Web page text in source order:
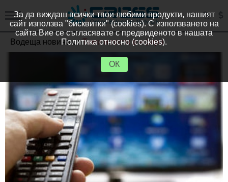
Водещa новинa отТеми и гости в ефира
За да виждаш всички твои любими продукти, нашият
сайт използва "бисквитки" (cookies). С използването на
сайта Вие се съгласявате с предвиденото в нашата
Политика относно (cookies).
ОК